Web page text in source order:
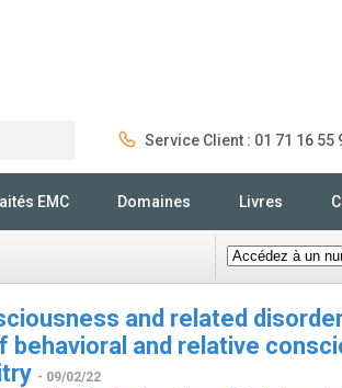
Service Client : 01 71 16 55
EMC Domaines Livres
and related
behavioral and relative
- 09/02/22